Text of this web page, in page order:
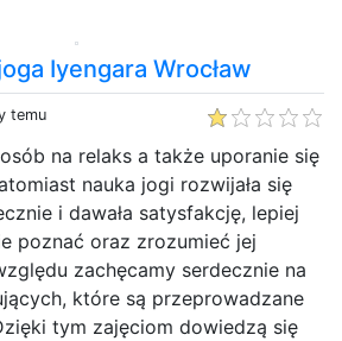
Iyengara Wrocław
temu
na relaks a także uporanie się
nauka jogi rozwijała się
i dawała satysfakcję, lepiej
poznać oraz zrozumieć jej
zachęcamy serdecznie na
które są przeprowadzane
tym zajęciom dowiedzą się